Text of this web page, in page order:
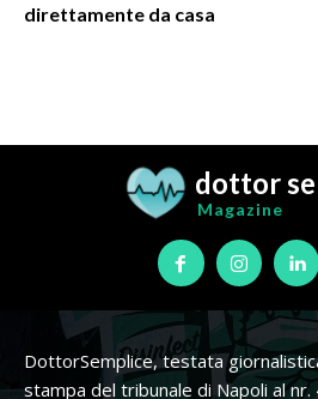
direttamente da casa
dottor
Magazine
DottorSemplice, testata
stampa del tribunale di Napoli al nr.